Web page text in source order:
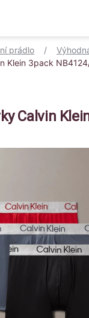
prádlo /
Klein 3pack
Calvin